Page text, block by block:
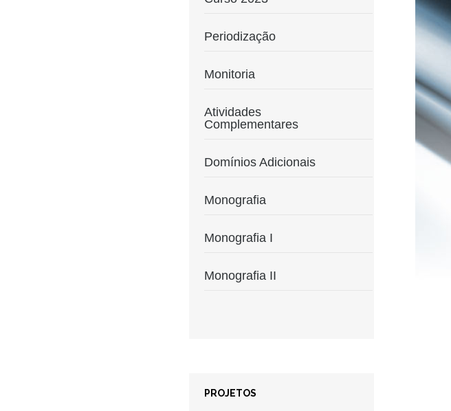
Periodização
Monitoria
Atividades
Complementares
Domínios Adicionais
Monografia
Monografia I
Monografia II
PROJETOS